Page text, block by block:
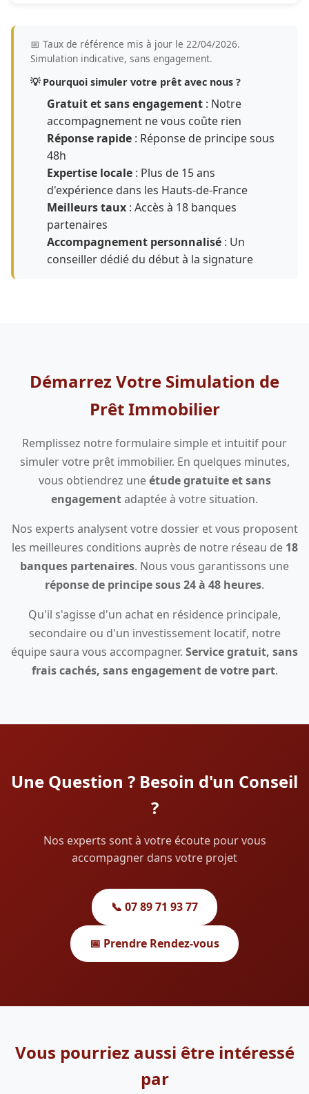
📅 Taux de référence mis à jour le 22/04/2026.
Simulation indicative, sans engagement.
💡 Pourquoi simuler votre prêt avec nous ?
Gratuit et sans engagement : Notre
accompagnement ne vous coûte rien
Réponse rapide : Réponse de principe sous
48h
Expertise locale : Plus de 15 ans
d'expérience dans les Hauts-de-France
Meilleurs taux : Accès à 18 banques
partenaires
Accompagnement personnalisé : Un
conseiller dédié du début à la signature
Démarrez Votre Simulation de
Prêt Immobilier
Remplissez notre formulaire simple et intuitif pour
simuler votre prêt immobilier. En quelques minutes,
vous obtiendrez uneétude gratuite et sans
engagementadaptée à votre situation.
Nos experts analysent votre dossier et vous proposent
les meilleures conditions auprès de notre réseau de 18
banques partenaires. Nous vous garantissons une
réponse de principe sous 24 à 48 heures.
Qu'il s'agisse d'un achat en résidence principale,
secondaire ou d'un investissement locatif, notre
équipe saura vous accompagner. Service gratuit, sans
frais cachés, sans engagement de votre part.
Une Question ? Besoin d'un Conseil
?
Nos experts sont à votre écoute pour vous
accompagner dans votre projet
📞 07 89 71 93 77
📅 Prendre Rendez-vous
Vous pourriez aussi être intéressé
par